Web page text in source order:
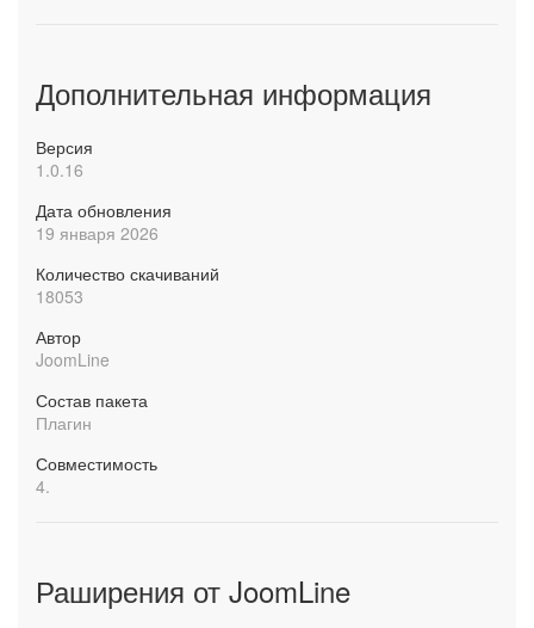
Дополнительная информация
Версия
1.0.16
Дата обновления
19 января 2026
Количество скачиваний
18053
Автор
JoomLine
Состав пакета
Плагин
Совместимость
4.
Раширения от JoomLine